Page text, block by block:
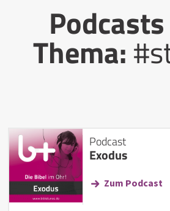
Thema:
Podcast
Exodus
Zum Podcast